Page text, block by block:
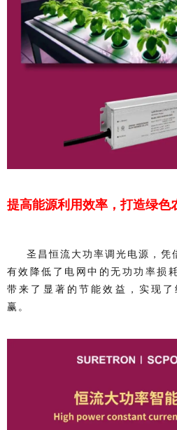
提高能源利用效率，打造绿色
圣昌恒流大功率调光电源，凭
有效降低了电网中的无功功率损
带来了显著的节能效益，实现
赢。